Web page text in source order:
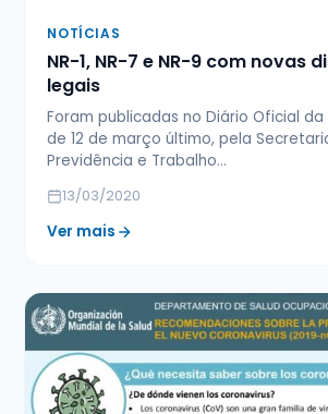
NOTÍCIAS
NR-1, NR-7 e NR-9 com novas
legais
Foram publicadas no Diário Oficial da
de 12 de março último, pela
Previdência e Trabalho…
13/03/2020
Ver mais